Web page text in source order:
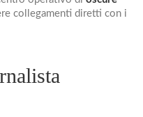
collegamenti diretti con i